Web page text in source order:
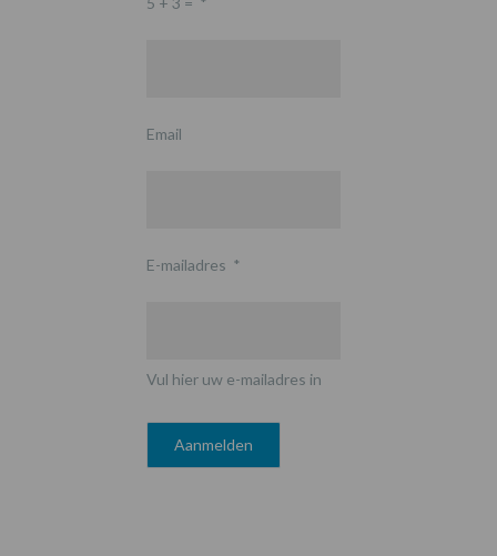
Email
E-mailadres *
Vul hier uw e-mailadres in